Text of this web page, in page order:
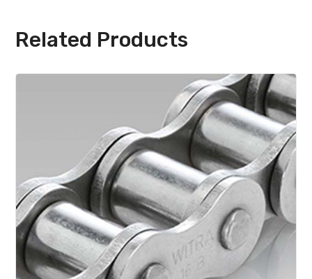
Related Products